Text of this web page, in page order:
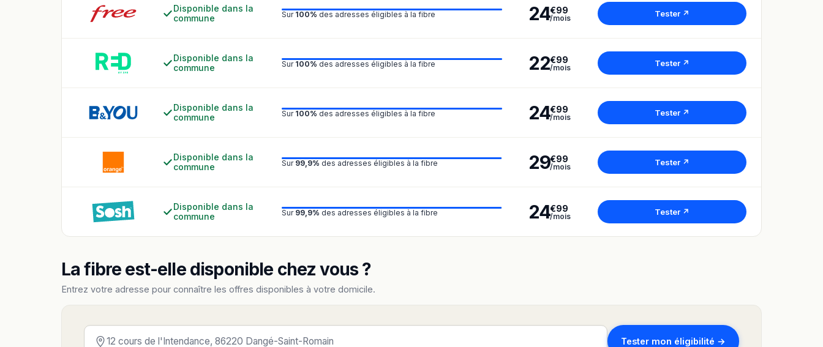
Disponible dans la
commune
Sur 100% des adresses éligibles à la fibre 24€99
/mois Tester ↗
Disponible dans la
commune
Sur 100% des adresses éligibles à la fibre 22€99
/mois Tester ↗
Disponible dans la
commune
Sur 100% des adresses éligibles à la fibre 24€99
/mois Tester ↗
Disponible dans la
commune
Sur 99,9% des adresses éligibles à la fibre 29€99
/mois Tester ↗
Disponible dans la
commune
Sur 99,9% des adresses éligibles à la fibre 24€99
/mois Tester ↗
La fibre est-elle disponible chez vous ?
Entrez votre adresse pour connaître les offres disponibles à votre domicile.
Tester mon éligibilité →